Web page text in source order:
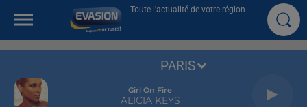
Toute l'actualité de votre région
Girl On Fire
ALICIA KEYS
PARIS